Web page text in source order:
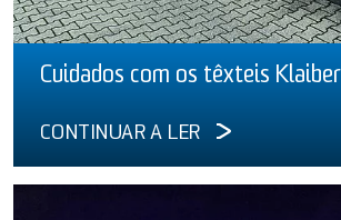
Cuidados com os têxteis Klaiber
CONTINUAR A LER